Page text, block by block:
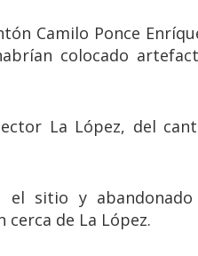
Camilo Ponce
colocado
La López, del
el sitio y
de La López.